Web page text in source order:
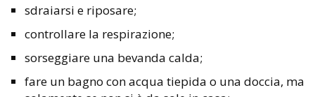
sdraiarsi e riposare;
controllare la respirazione;
sorseggiare una bevanda calda;
fare un bagno con acqua tiepida o una doccia, ma